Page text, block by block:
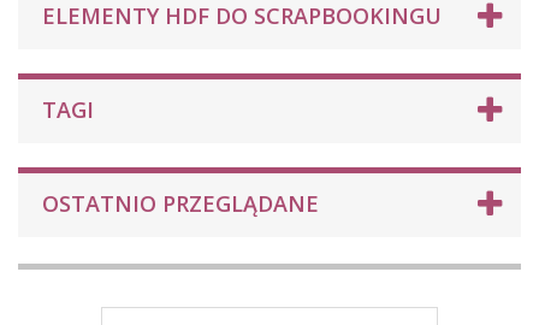
ELEMENTY HDF DO SCRAPBOOKINGU
TAGI
OSTATNIO PRZEGLĄDANE